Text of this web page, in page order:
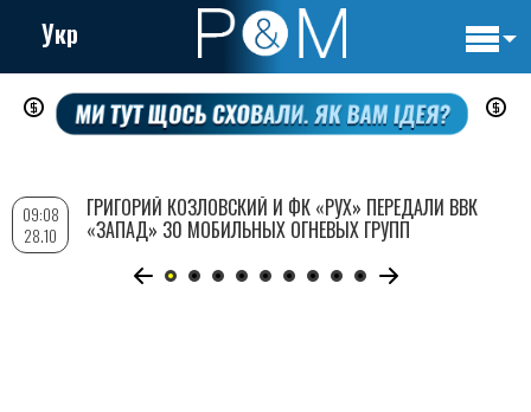
Перейти
содержанию
Укр
09:08
28.10
ГРИГОРИЙ КОЗЛОВСКИЙ И ФК «РУХ» ПЕРЕДАЛИ ВВК
«ЗАПАД» 30 МОБИЛЬНЫХ ОГНЕВЫХ ГРУПП